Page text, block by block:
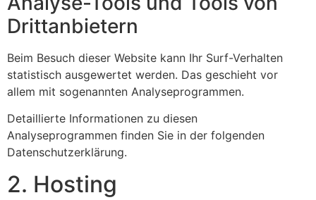
Dritt­anbietern
Beim Besuch dieser Website kann Ihr Surf-Verhalten
statistisch ausgewertet werden. Das geschieht vor
allem mit sogenannten Analyseprogrammen.
Detaillierte Informationen zu diesen
Analyseprogrammen finden Sie in der folgenden
Datenschutzerklärung.
2. Hosting